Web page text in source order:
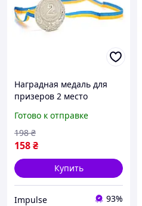
Наградная медаль для
призеров 2 место
соревнований конкурсов
и мероприятий диаметр
6,5 см impulse
Готово к отправке
158₴
198 ₴
Купить
Impulse 93%